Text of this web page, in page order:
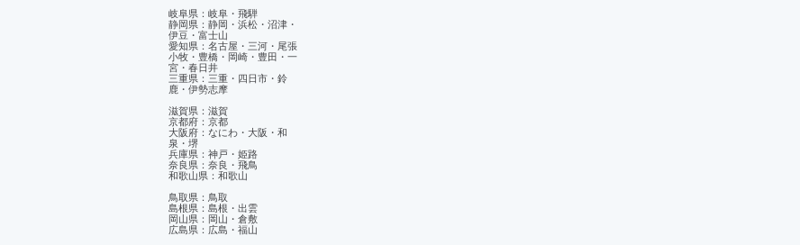
岐阜県：岐阜・飛騨
静岡県：静岡・浜松・沼津・
伊豆・富士山
​愛知県：名古屋・三河・尾張
小牧・豊橋・岡崎・豊田・一
宮・春日井
三重県：三重・四日市・鈴
鹿・伊勢志摩
滋賀県：滋賀
京都府：京都
大阪府：なにわ・大阪・和
泉・堺
兵庫県：神戸・姫路
奈良県：奈良・飛鳥
和歌山県：和歌山
鳥取県：鳥取
島根県：島根・出雲
岡山県：岡山・倉敷
広島県：広島・福山